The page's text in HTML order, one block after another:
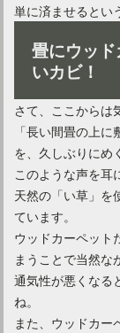
カーペットのダニ
単に済ませるとい
畳にウッ
いカビ！
さて、ここからは
「長い間畳の上
を、久しぶりにめ
このような声を耳
天然の「い草」を
ています。
ウッドカーペット
まうことで当然な
通気性が悪くなる
ね。
また、ウッドカー